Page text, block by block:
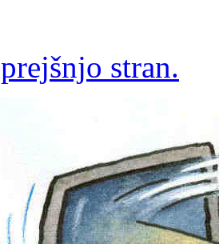
prejšnjo stran.